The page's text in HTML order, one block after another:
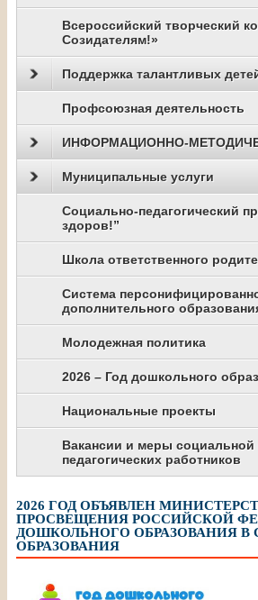
Всероссийский творческий
Созидателям!»
Поддержка талантливых
Профсоюзная деятельность
ИНФОРМАЦИОННО-
Муниципальные услуги
Социально-педагогический
здоров!”
Школа ответственного
Система
дополнительного
Молодежная политика
2026 – Год дошкольного
Национальные проекты
Вакансии и меры социальной
педагогических работников
2026 ГОД ОБЪЯВЛЕН
ПРОСВЕЩЕНИЯ РОССИЙСКОЙ
ДОШКОЛЬНОГО ОБРАЗОВАНИЯ В
ОБРАЗОВАНИЯ